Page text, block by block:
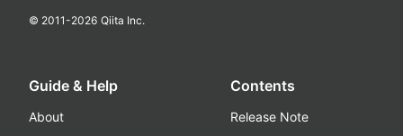
© 2011-2026 Qiita Inc.
Guide & Help
About
Contents
Release Note